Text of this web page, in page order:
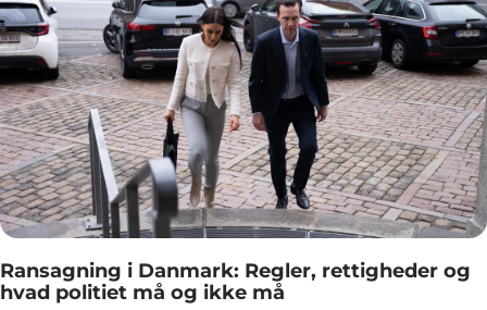
Ransagning i Danmark: Regler, rettigheder og
hvad politiet må og ikke må